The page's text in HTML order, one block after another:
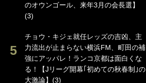
のオウンゴール、来年3月の会長選】
(3)
チョウ・キジェ就任レッズの吉凶、主
力流出が止まらない横浜FM、町田の補
強にアッパレ！ランコ京都は面白くな
る！【Jリーグ開幕｢初めての秋春制｣の
大激論】(3)